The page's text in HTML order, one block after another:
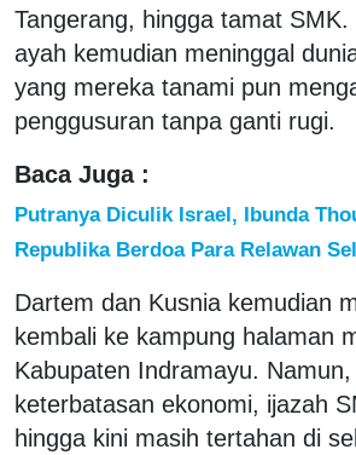
Tangerang, hingga tamat
ayah kemudian meninggal
yang mereka tanami pun
penggusuran tanpa ganti rugi.
Baca Juga :
Putranya Diculik Israel, Ibunda
Republika Berdoa Para Relawan
Dartem dan Kusnia kemudian
kembali ke kampung halaman
Kabupaten Indramayu.
keterbatasan ekonomi, ijazah
hingga kini masih tertahan di